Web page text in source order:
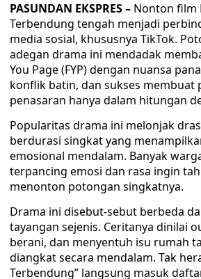
PASUNDAN EKSPRES – Nonton film
Terbendung tengah menjadi
media sosial, khususnya TikTok.
adegan drama ini mendadak
You Page (FYP) dengan nuansa
konflik batin, dan sukses membuat
penasaran hanya dalam hitungan
Popularitas drama ini melonjak
berdurasi singkat yang
emosional mendalam. Banyak
terpancing emosi dan rasa ingin
menonton potongan singkatnya.
Drama ini disebut-sebut berbeda
tayangan sejenis. Ceritanya dinilai
berani, dan menyentuh isu rumah
diangkat secara mendalam. Tak
Terbendung” langsung masuk